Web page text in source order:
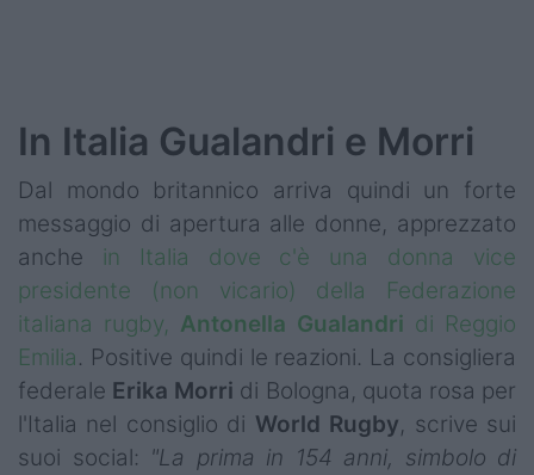
In Italia Gualandri e Morri
Dal mondo britannico arriva quindi un forte
messaggio di apertura alle donne, apprezzato
anche in Italia dove c'è una donna vice
presidente (non vicario) della Federazione
italiana rugby, Antonella Gualandri di Reggio
Emilia. Positive quindi le reazioni. La consigliera
federale Erika Morri di Bologna, quota rosa per
l'Italia nel consiglio di World Rugby, scrive sui
suoi social: "La prima in 154 anni, simbolo di